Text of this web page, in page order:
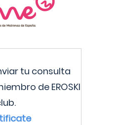
tu consulta
de EROSKI